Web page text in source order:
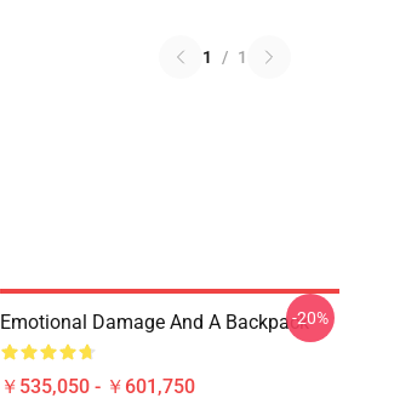
1 / 1
Emotional Damage And A Backpack
￥535,050 - ￥601,750
-20%